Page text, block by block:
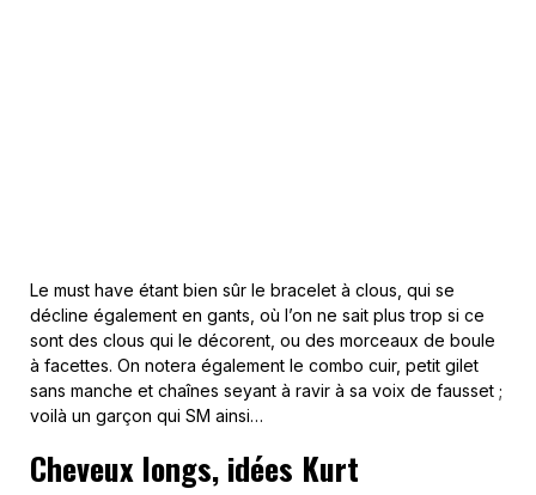
Le must have étant bien sûr le bracelet à clous, qui se
décline également en gants, où l’on ne sait plus trop si ce
sont des clous qui le décorent, ou des morceaux de boule
à facettes. On notera également le combo cuir, petit gilet
sans manche et chaînes seyant à ravir à sa voix de fausset ;
voilà un garçon qui SM ainsi…
Cheveux longs, idées Kurt